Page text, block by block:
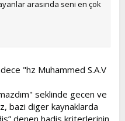
arasında seni en çok
"hz Muhammed S.A.V
seklinde gecen ve
bazi diger kaynaklarda
denen hadis kriterlerinin